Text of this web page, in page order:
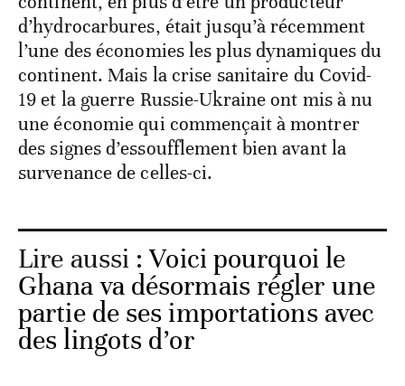
d’hydrocarbures, était jusqu’à récemment
l’une des économies les plus dynamiques du
continent. Mais la crise sanitaire du Covid-
19 et la guerre Russie-Ukraine ont mis à nu
une économie qui commençait à montrer
des signes d’essoufflement bien avant la
survenance de celles-ci.
Lire aussi :Voici pourquoi le
Ghana va désormais régler une
partie de ses importations avec
des lingots d’or